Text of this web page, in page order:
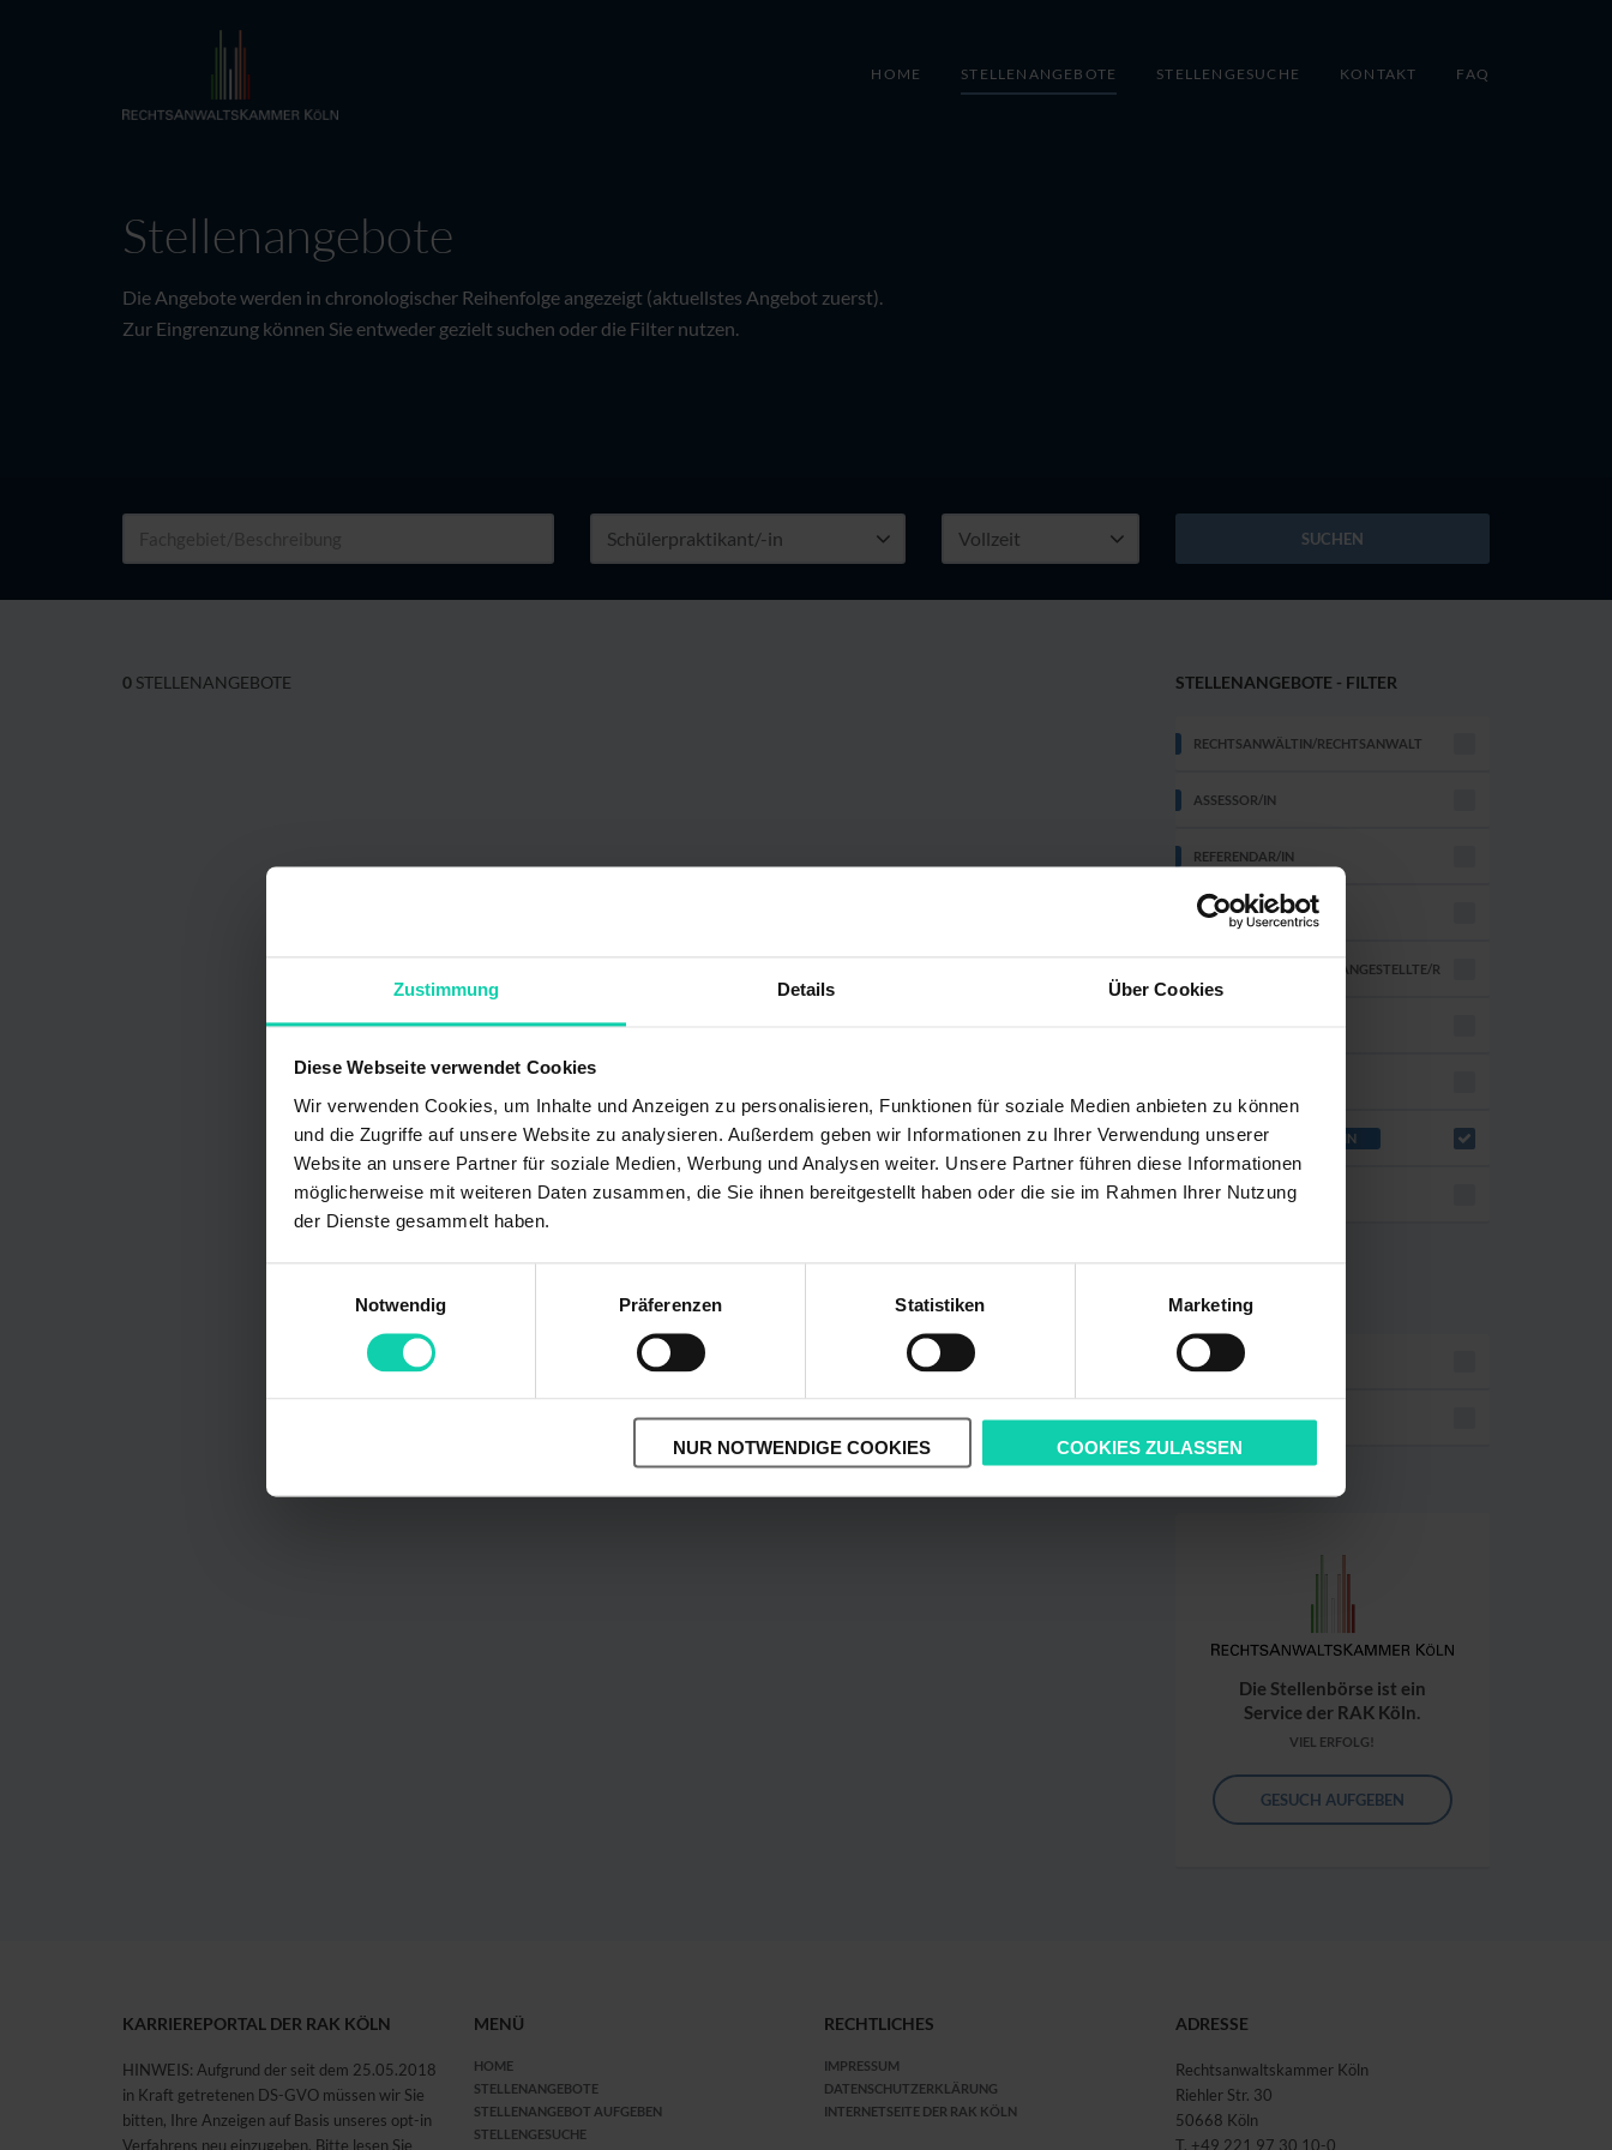
Zustimmung Details Über Cookies
Diese Webseite verwendet Cookies
Wir verwenden Cookies, um Inhalte und Anzeigen zu personalisieren, Funktionen für soziale Medien anbieten zu können
und die Zugriffe auf unsere Website zu analysieren. Außerdem geben wir Informationen zu Ihrer Verwendung unserer
Website an unsere Partner für soziale Medien, Werbung und Analysen weiter. Unsere Partner führen diese Informationen
möglicherweise mit weiteren Daten zusammen, die Sie ihnen bereitgestellt haben oder die sie im Rahmen Ihrer Nutzung
der Dienste gesammelt haben.
Notwendig
Präferenzen Statistiken Marketing
NUR NOTWENDIGE COOKIES COOKIES ZULASSEN
HOME STELLENANGEBOTE STELLENGESUCHE KONTAKT FAQ
Stellenangebote
Die Angebote werden in chronologischer Reihenfolge angezeigt (aktuellstes Angebot zuerst).
Zur Eingrenzung können Sie entweder gezielt suchen oder die Filter nutzen.
Art Art SUCHEN
0 STELLENANGEBOTE STELLENANGEBOTE - FILTER
RECHTSANWÄLTIN/RECHTSANWALT
ASSESSOR/IN
REFERENDAR/IN
BÜROVORSTEHER/IN;
RECHTSFACHWIRT/IN
RECHTSANWALTSFACHANGESTELLTE/R
SCHÜLERPRAKTIKANT/-IN
SONSTIGE
STELLENUMFANG
VOLLZEIT
TEILZEIT
Die Stellenbörse ist ein
Service der RAK Köln.
VIEL ERFOLG!
GESUCH AUFGEBEN
KARRIEREPORTAL DER RAK KÖLN
HINWEIS: Aufgrund der seit dem 25.05.2018
in Kraft getretenen DS-GVO müssen wir Sie
bitten, Ihre Anzeigen auf Basis unseres opt-in
Verfahrens neu einzugeben. Bitte lesen Sie
MENÜ
HOME
STELLENANGEBOTE
STELLENANGEBOT AUFGEBEN
STELLENGESUCHE
RECHTLICHES
IMPRESSUM
DATENSCHUTZERKLÄRUNG
INTERNETSEITE DER RAK KÖLN
ADRESSE
Rechtsanwaltskammer Köln
Riehler Str. 30
50668 Köln
T. +49 221 97 30 10-0